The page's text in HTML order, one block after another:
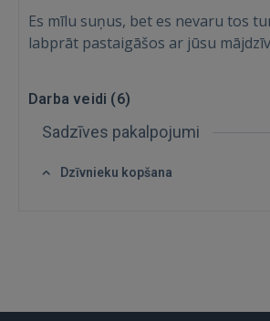
Es mīlu suņus, bet es nevaru tos
labprāt pastaigāšos ar jūsu
Darba veidi (6)
Sadzīves pakalpojumi
Dzīvnieku kopšana